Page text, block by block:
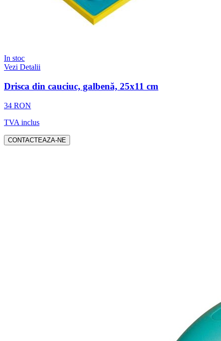
In stoc
Vezi Detalii
Drisca din cauciuc, galbenă, 25x11 cm
34 RON
TVA inclus
CONTACTEAZA-NE